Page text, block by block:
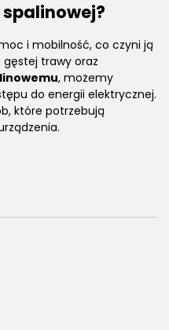
spalinowej?
i mobilność, co czyni ją
trawy oraz
, możemy
do energii elektrycznej.
które potrzebują